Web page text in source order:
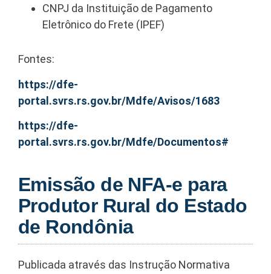
CNPJ da Instituição de Pagamento
Eletrônico do Frete (IPEF)
Fontes:
https://dfe-
portal.svrs.rs.gov.br/Mdfe/Avisos/1683
https://dfe-
portal.svrs.rs.gov.br/Mdfe/Documentos#
Emissão de NFA-e para
Produtor Rural do Estado
de Rondônia
Publicada através das Instrução Normativa